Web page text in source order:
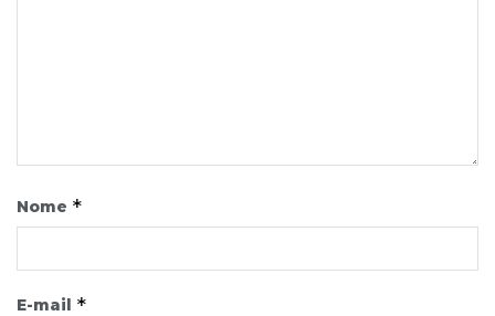
Nome *
E-mail *